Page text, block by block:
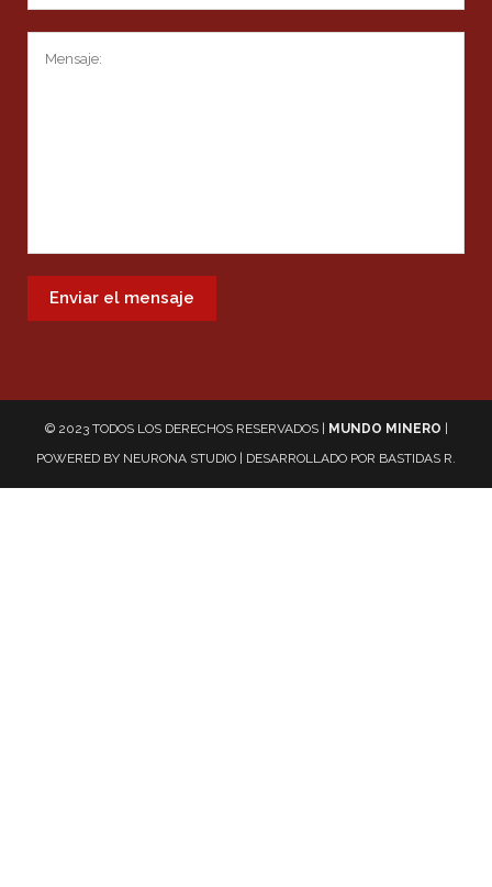
© 2023 TODOS LOS DERECHOS RESERVADOS | MUNDO MINERO
POWERED BY NEURONA STUDIO | DESARROLLADO POR BASTIDAS R.